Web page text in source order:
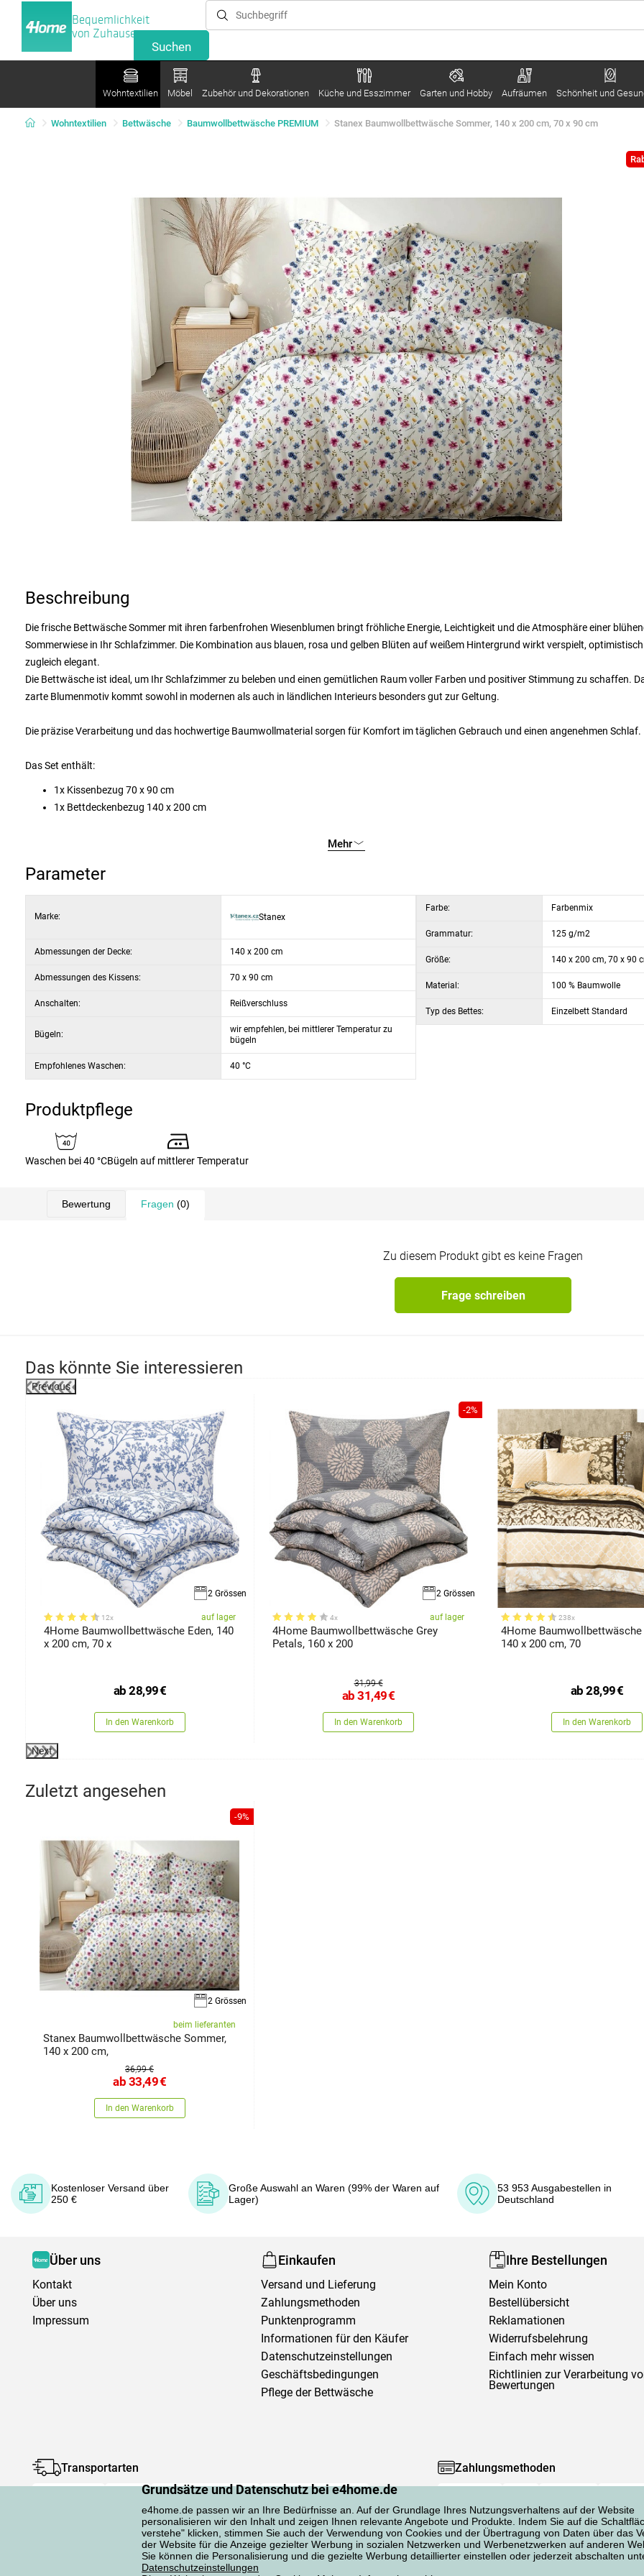
Grundsätze und Datenschutz bei e4home.de
e4home.de passen wir an Ihre Bedürfnisse an. Auf der Grundlage Ihres Nutzungsverhaltens auf der Website
personalisieren wir den Inhalt und zeigen Ihnen relevante Angebote und Produkte. Indem Sie auf die
verstehe" klicken, stimmen Sie auch der Verwendung von Cookies und der Übertragung von Daten über das
der Website für die Anzeige gezielter Werbung in sozialen Netzwerken und Werbenetzwerken auf anderen
Sie können die Personalisierung und die gezielte Werbung detaillierter einstellen oder jederzeit abschalten
Datenschutzeinstellungen
Bequemlichkeit
von Zuhause
Wohntextilien Möbel Zubehör und Dekorationen Küche und Esszimmer Garten und Hobby Aufräumen Schönheit und
Wohntextilien Bettwäsche Baumwollbettwäsche PREMIUM Stanex Baumwollbettwäsche Sommer, 140 x 200 cm, 70 x 90 cm
Beschreibung
Die frische Bettwäsche Sommer mit ihren farbenfrohen Wiesenblumen bringt fröhliche Energie, Leichtigkeit und die Atmosphäre einer
Sommerwiese in Ihr Schlafzimmer. Die Kombination aus blauen, rosa und gelben Blüten auf weißem Hintergrund wirkt verspielt,
zugleich elegant.
Die Bettwäsche ist ideal, um Ihr Schlafzimmer zu beleben und einen gemütlichen Raum voller Farben und positiver Stimmung zu schaffen.
zarte Blumenmotiv kommt sowohl in modernen als auch in ländlichen Interieurs besonders gut zur Geltung.
Die präzise Verarbeitung und das hochwertige Baumwollmaterial sorgen für Komfort im täglichen Gebrauch und einen angenehmen Schlaf.
Das Set enthält:
1x Kissenbezug 70 x 90 cm
1x Bettdeckenbezug 140 x 200 cm
Mehr
Parameter
Marke: Stanex
Abmessungen der Decke: 140 x 200 cm
Abmessungen des Kissens: 70 x 90 cm
Anschalten: Reißverschluss
Bügeln:
wir empfehlen, bei mittlerer Temperatur zu
bügeln
Empfohlenes Waschen: 40 °C
Farbe: Farbenmix
Grammatur: 125 g/m2
Größe: 140 x 200 cm, 70 x 90
Material: 100 % Baumwolle
Typ des Bettes: Einzelbett Standard
Produktpflege
Waschen bei 40 °CBügeln auf mittlerer Temperatur
Bewertung Fragen (0)
Zu diesem Produkt gibt es keine Fragen
Frage schreiben
Das könnte Sie interessieren
Previous
2 Grössen
12x auf lager
4Home Baumwollbettwäsche Eden, 140
x 200 cm, 70 x
ab 28,99€
In den Warenkorb
-2%
2 Grössen
4x auf lager
4Home Baumwollbettwäsche Grey
Petals, 160 x 200
31,99 €
ab 31,49€
In den Warenkorb
238x
4Home Baumwollbettwäsche
140 x 200 cm, 70
ab 28,99€
In den Warenkorb
Next
Zuletzt angesehen
-9%
2 Grössen
beim lieferanten
Stanex Baumwollbettwäsche Sommer,
140 x 200 cm,
36,99 €
ab 33,49€
In den Warenkorb
Kostenloser Versand über
250 €
Große Auswahl an Waren (99% der Waren auf
Lager)
53 953 Ausgabestellen in
Deutschland
Über uns
Kontakt
Über uns
Impressum
Einkaufen
Versand und Lieferung
Zahlungsmethoden
Punktenprogramm
Informationen für den Käufer
Datenschutzeinstellungen
Geschäftsbedingungen
Pflege der Bettwäsche
Ihre Bestellungen
Mein Konto
Bestellübersicht
Reklamationen
Widerrufsbelehrung
Einfach mehr wissen
Richtlinien zur Verarbeitung
Bewertungen
Transportarten Zahlungsmethoden
Datenschutzerklärung